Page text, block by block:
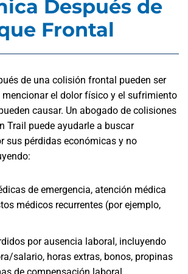
Después de
Frontal
de una colisión frontal pueden ser
el dolor físico y el sufrimiento
causar. Un abogado de colisiones
Trail puede ayudarle a buscar
sus pérdidas económicas y no
de emergencia, atención médica
médicos recurrentes (por ejemplo,
por ausencia laboral, incluyendo
salario, horas extras, bonos, propinas